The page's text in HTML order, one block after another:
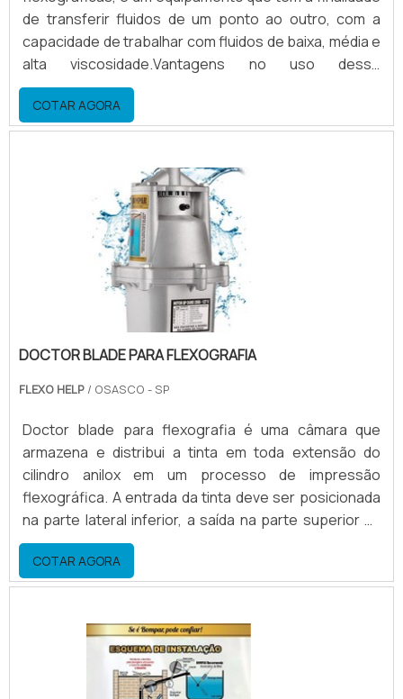
de transferir fluidos de um ponto ao outro, com a
capacidade de trabalhar com fluidos de baixa, média e
alta viscosidade.Vantagens no uso desse
equipamento Economia de tinta e solventes; Agilidade
na limpeza; Agilidade na preparação; Entre
outros.Demais atributos em comprar bombas
peristáltica, tem uma grande economia de solvente,
para tintas a base de.
COTAR AGORA
DOCTOR BLADE PARA FLEXOGRAFIA
FLEXO HELP / OSASCO - SP
Doctor blade para flexografia é uma câmara que
armazena e distribui a tinta em toda extensão do
cilindro anilox em um processo de impressão
flexográfica. A entrada da tinta deve ser posicionada
na parte lateral inferior, a saída na parte superior na
lateral oposta. desta forma a câmara trabalha
permanentemente com o nível máximo de tinta.
quando a bomba for desligada, o escoamento de tinta
a câmara Eixo de acionamento do prendedor; Tampa
COTAR AGORA